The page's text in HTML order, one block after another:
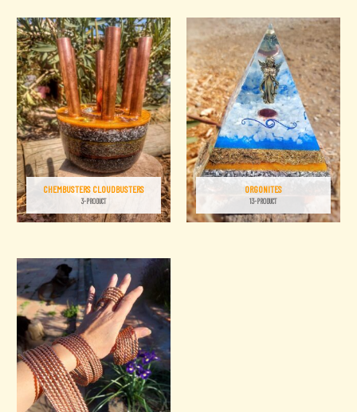
CHEMBUSTERS CLOUDBUSTERS
3-PRODUCT
ORGONITES
13-PRODUCT